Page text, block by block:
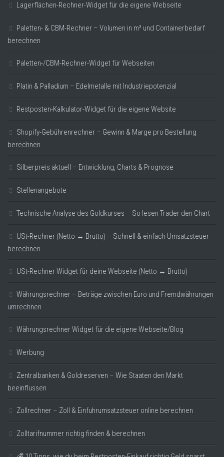
Lagerflächen-Rechner-Widget für die eigene Webseite
Paletten- & CBM-Rechner – Volumen in m³ und Containerbedarf
berechnen
Paletten-/CBM-Rechner-Widget für Webseiten
Platin & Palladium – Edelmetalle mit Industriepotenzial
Restposten-Kalkulator-Widget für die eigene Website
Shopify-Gebührenrechner – Gewinn & Marge pro Bestellung
berechnen
Silberpreis aktuell – Entwicklung, Charts & Prognose
Stellenangebote
Technische Analyse des Goldkurses – So lesen Trader den Chart
USt-Rechner (Netto ↔ Brutto) – Schnell & einfach Umsatzsteuer
berechnen
USt-Rechner Widget für deine Webseite (Netto ↔ Brutto)
Währungsrechner – Beträge zwischen Euro und Fremdwährungen
umrechnen
Währungsrechner Widget für die eigene Webseite/Blog
Werbung
Zentralbanken & Goldreserven – Wie Staaten den Markt
beeinflussen
Zollrechner – Zoll & Einfuhrumsatzsteuer online berechnen
Zolltarifnummer richtig finden & berechnen